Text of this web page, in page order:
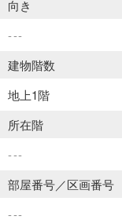
向き
---
建物階数
地上1階
所在階
---
部屋番号／区画番号
---